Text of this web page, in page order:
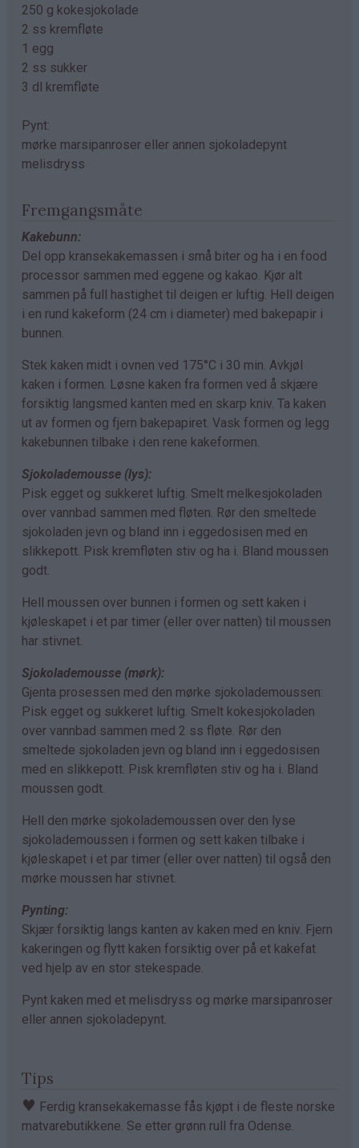
250 g kokesjokolade
2 ss kremfløte
1 egg
2 ss sukker
3 dl kremfløte
Pynt:
mørke marsipanroser eller annen sjokoladepynt
melisdryss
Fremgangsmåte
Kakebunn:
Del opp kransekakemassen i små biter og ha i en food
processor sammen med eggene og kakao. Kjør alt
sammen på full hastighet til deigen er luftig. Hell deigen
i en rund kakeform (24 cm i diameter) med bakepapir i
bunnen.
Stek kaken midt i ovnen ved 175°C i 30 min. Avkjøl
kaken i formen. Løsne kaken fra formen ved å skjære
forsiktig langsmed kanten med en skarp kniv. Ta kaken
ut av formen og fjern bakepapiret. Vask formen og legg
kakebunnen tilbake i den rene kakeformen.
Sjokolademousse (lys):
Pisk egget og sukkeret luftig. Smelt melkesjokoladen
over vannbad sammen med fløten. Rør den smeltede
sjokoladen jevn og bland inn i eggedosisen med en
slikkepott. Pisk kremfløten stiv og ha i. Bland moussen
godt.
Hell moussen over bunnen i formen og sett kaken i
kjøleskapet i et par timer (eller over natten) til moussen
har stivnet.
Sjokolademousse (mørk):
Gjenta prosessen med den mørke sjokolademoussen:
Pisk egget og sukkeret luftig. Smelt kokesjokoladen
over vannbad sammen med 2 ss fløte. Rør den
smeltede sjokoladen jevn og bland inn i eggedosisen
med en slikkepott. Pisk kremfløten stiv og ha i. Bland
moussen godt.
Hell den mørke sjokolademoussen over den lyse
sjokolademoussen i formen og sett kaken tilbake i
kjøleskapet i et par timer (eller over natten) til også den
mørke moussen har stivnet.
Pynting:
Skjær forsiktig langs kanten av kaken med en kniv. Fjern
kakeringen og flytt kaken forsiktig over på et kakefat
ved hjelp av en stor stekespade.
Pynt kaken med et melisdryss og mørke marsipanroser
eller annen sjokoladepynt.
Tips
♥ Ferdig kransekakemasse fås kjøpt i de fleste norske
matvarebutikkene. Se etter grønn rull fra Odense.